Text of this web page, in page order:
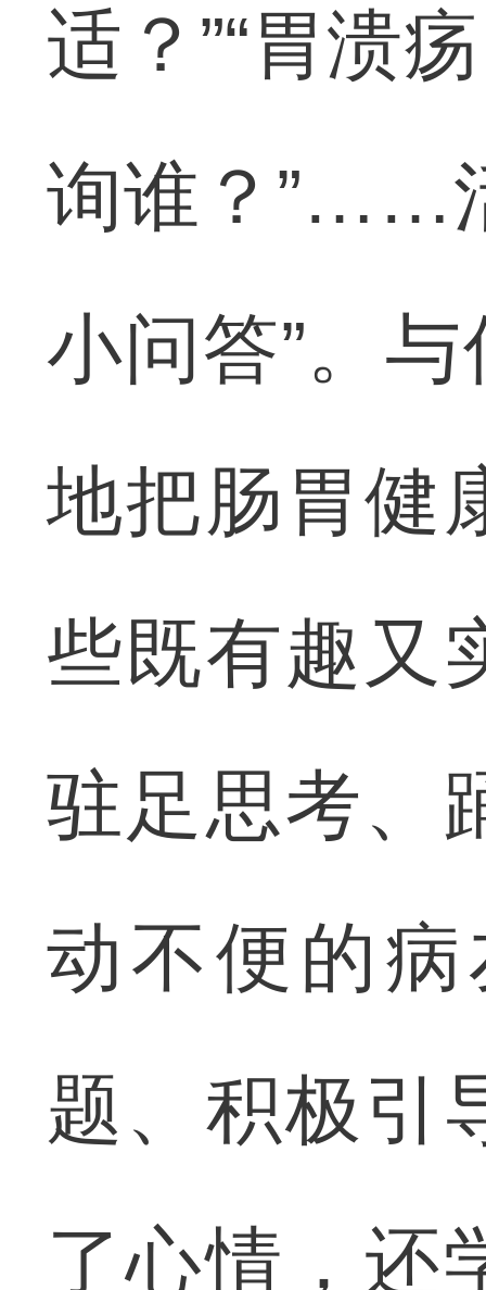
适？”“胃溃
询谁？”……
小问答”。
地把肠胃健
些既有趣又
驻足思考、
动不便的
题、积极引
了心情，还